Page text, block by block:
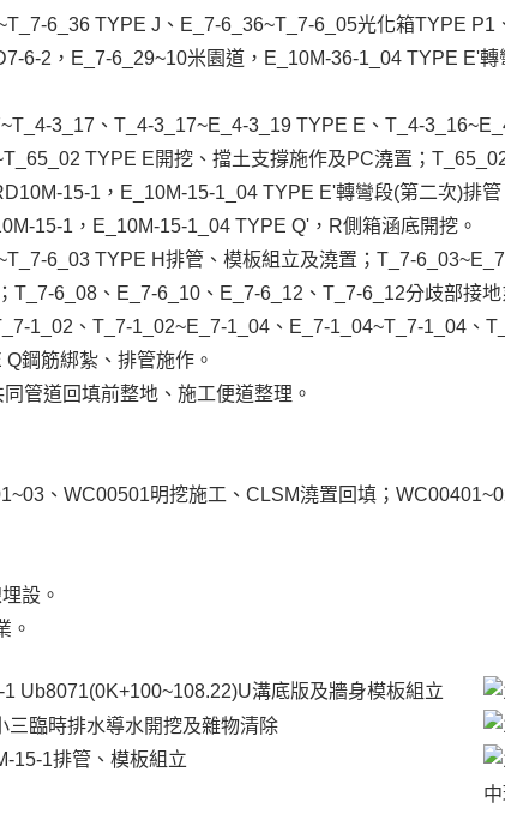
6_36 TYPE J、E_7-6_36~T_7-6_05光化箱TYPE
6-2，E_7-6_29~10米園道，E_10M-36-1_04 TYPE E'
3_17、T_4-3_17~E_4-3_19 TYPE E、T_4-
TYPE E開挖、擋土支撐施作及PC澆置；
15-1，E_10M-15-1_04 TYPE E'轉彎段(第二次)排
15-1，E_10M-15-1_04 TYPE Q'，R側箱涵底開挖。
6_03 TYPE H排管、模板組立及澆置；T_7-
T_7-6_08、E_7-6_10、E_7-6_12、T_7-6_12分歧部接
1_02、T_7-1_02~E_7-1_04、E_7-1_04~T_7-1_04、
鋼筋綁紮、排管施作。
管道回填前整地、施工便道整理。
、WC00501明挖施工、CLSM澆置回填；
設。
。
1 Ub8071(0K+100~108.22)U溝底版及牆身模板組立
三臨時排水導水開挖及雜物清除
15-1排管、模板組立